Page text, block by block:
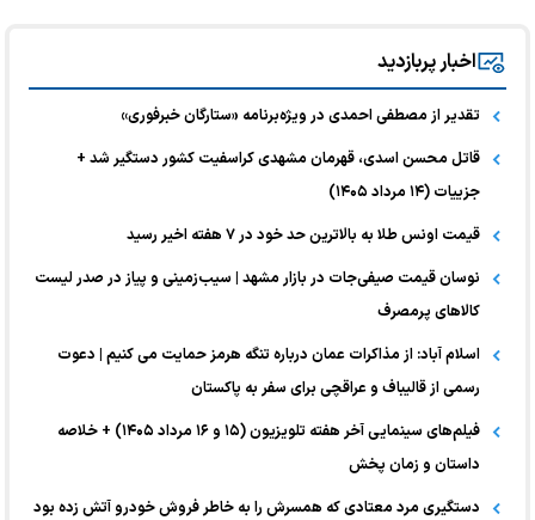
اخبار پربازدید
تقدیر از مصطفی احمدی در ویژه‌برنامه «ستارگان خبرفوری»
قاتل محسن اسدی، قهرمان مشهدی کراسفیت کشور دستگیر شد +
جزییات (۱۴ مرداد ۱۴۰۵)
قیمت اونس طلا به بالاترین حد خود در ۷ هفته اخیر رسید
نوسان قیمت صیفی‌جات در بازار مشهد | سیب‌زمینی و پیاز در صدر لیست
کالا‌های پرمصرف
اسلام آباد: از مذاکرات عمان درباره تنگه هرمز حمایت می کنیم | دعوت
رسمی از قالیباف و عراقچی برای سفر به پاکستان
فیلم‌های سینمایی آخر هفته تلویزیون (۱۵ و ۱۶ مرداد ۱۴۰۵) + خلاصه
داستان و زمان پخش
دستگیری مرد معتادی که همسرش را به خاطر فروش خودرو آتش زده بود